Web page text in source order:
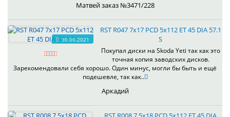
Матвей заказ №3471/228
30.06.2021
RST R047 7x17 PCD 5x112 ET 45 DIA 57.1
S
Покупал диски на Skoda Yeti так как это
точная копия заводских дисков.
Зарекомендовали себя хорошо. Один минус, могли бы быть и ещё
подешевле, так как..
Аркадий